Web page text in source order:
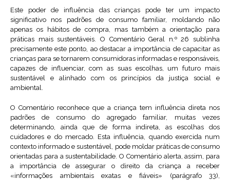
Este poder de influência das crianças pode ter um impacto
significativo nos padrões de consumo familiar, moldando não
apenas os hábitos de compra, mas também a orientação para
práticas mais sustentáveis. O Comentário Geral n.º 26 sublinha
precisamente este ponto, ao destacar a importância de capacitar as
crianças para se tornarem consumidoras informadas e responsáveis,
capazes de influenciar, com as suas escolhas, um futuro mais
sustentável e alinhado com os princípios da justiça social e
ambiental.
O Comentário reconhece que a criança tem influência direta nos
padrões de consumo do agregado familiar, muitas vezes
determinando, ainda que de forma indireta, as escolhas dos
cuidadores e do mercado. Esta influência, quando exercida num
contexto informado e sustentável, pode moldar práticas de consumo
orientadas para a sustentabilidade. O Comentário alerta, assim, para
a importância de assegurar o direito da criança a receber
«informações ambientais exatas e fiáveis» (parágrafo 33),